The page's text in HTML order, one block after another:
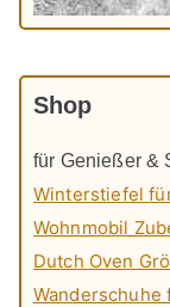
Shop
für Genießer &
Winterstiefel
Wohnmobil
Dutch Oven
Wanderschuhe